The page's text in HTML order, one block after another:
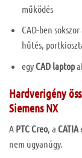
működés
CAD-ben
hűtés,
egy CAD laptop
Hardverigény
Siemens NX
A PTC Creo, a CATIA
nem ugyanúgy.